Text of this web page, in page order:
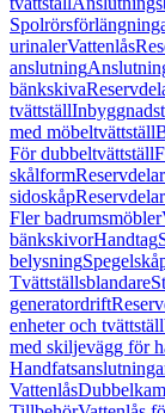
urinalerVattenlås
anslutning
bänkskiva
tvättställ
med möbeltvättställ
För dubbeltvättställ
skålform
sidoskåp
Fler badrumsmöbler
bänkskivorHandtag
belysning
Tvättställsblandare
generatordrift
enheter och tvättställ
med skiljevägg för
Vattenlås